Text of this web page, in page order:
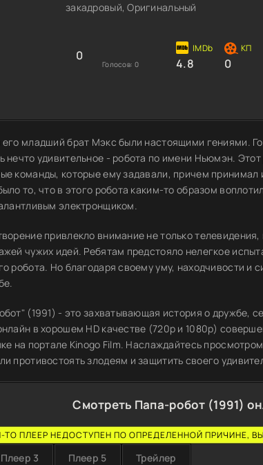
закадровый, Оригинальный
0
Голосов: 0 4.8 0
младший брат Мэкс были настоящими гениями.
нечто удивительное - робота по имени Ньюмэн.
команды, которые ему задавали, причем принимал
то, что в этого робота каким-то образом
электронщиком.
привлекло внимание не только
чужих идей. Ребятам предстояло нелегкое
робота. Но благодаря своему уму, находчивости и
(1991) - это захватывающая история о дружбе,
в хорошем HD качестве (720p и 1080p)
на портале Kinogo Film. Наслаждайтесь
противостоять злодеям и защитить своего
Смотреть Папа-робот (1991)
ТО ПЛЕЕР НЕДОСТУПЕН ПО ОПРЕДЕЛЕННОЙ ПРИЧИНЕ,
Плеер 3 Плеер 5 Трейлер